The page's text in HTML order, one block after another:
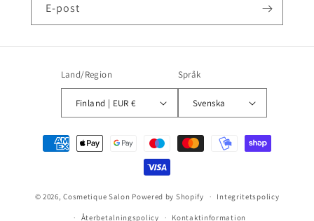
E-post
Land/Region
Finland | EUR €
Språk
Svenska
Betalningsmetoder
© 2026,Cosmetique Salon Powered by Shopify Integritetspolicy
Återbetalningspolicy Kontaktinformation